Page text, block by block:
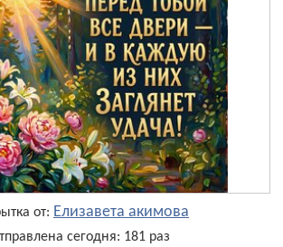
от: Елизавета акимова
сегодня: 181 раз